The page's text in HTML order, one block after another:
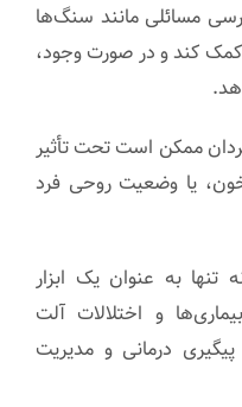
مسائلی مانند سنگ‌ها
کمک کند و در صورت وجود،
ممکن است تحت تأثیر
یا وضعیت روحی فرد
تنها به عنوان یک ابزار
و اختلالات آلت
درمانی و مدیریت